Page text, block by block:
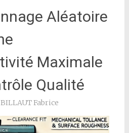
Aléatoire
Maximale
Qualité
BILLAUT Fabrice